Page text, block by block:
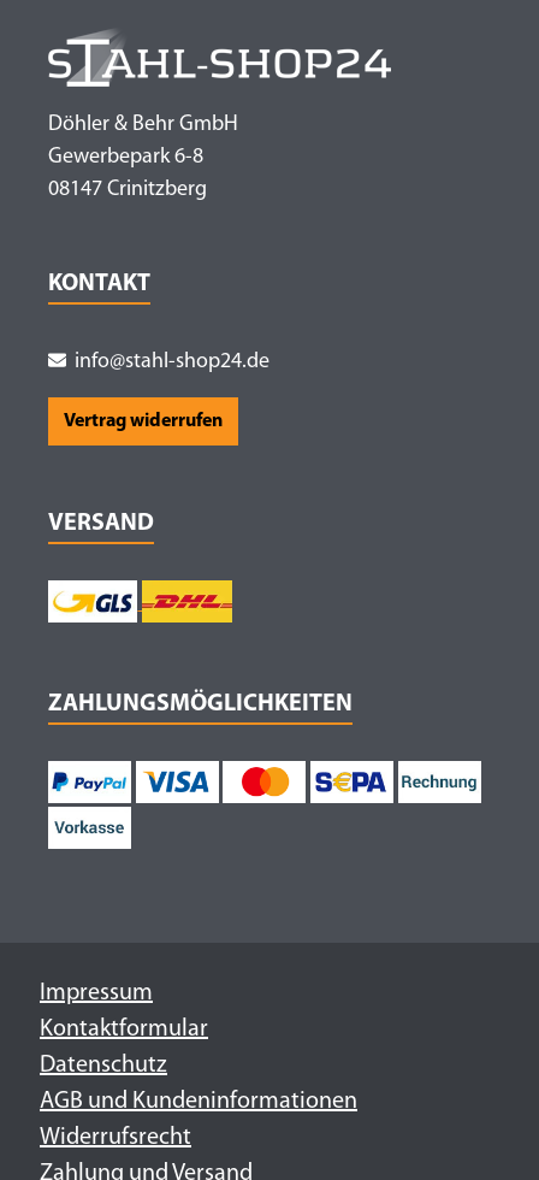
Döhler & Behr GmbH
Gewerbepark 6-8
08147 Crinitzberg
KONTAKT
info@stahl-shop24.de
Vertrag widerrufen
VERSAND
ZAHLUNGSMÖGLICHKEITEN
Impressum
Kontaktformular
Datenschutz
AGB und Kundeninformationen
Widerrufsrecht
Zahlung und Versand